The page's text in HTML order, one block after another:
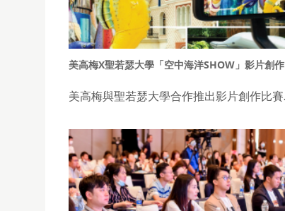
美高梅X聖若瑟大學「空中海洋SHOW」影片創
美高梅與聖若瑟大學合作推出影片創作比賽.